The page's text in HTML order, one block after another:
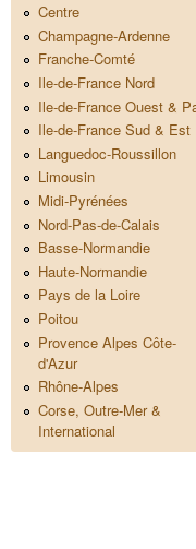
Centre
Champagne-Ardenne
Franche-Comté
Ile-de-France Nord
Ile-de-France Ouest &
Ile-de-France Sud & Est
Languedoc-Roussillon
Limousin
Midi-Pyrénées
Nord-Pas-de-Calais
Basse-Normandie
Haute-Normandie
Pays de la Loire
Poitou
Provence Alpes Côte-
d'Azur
Rhône-Alpes
Corse, Outre-Mer &
International